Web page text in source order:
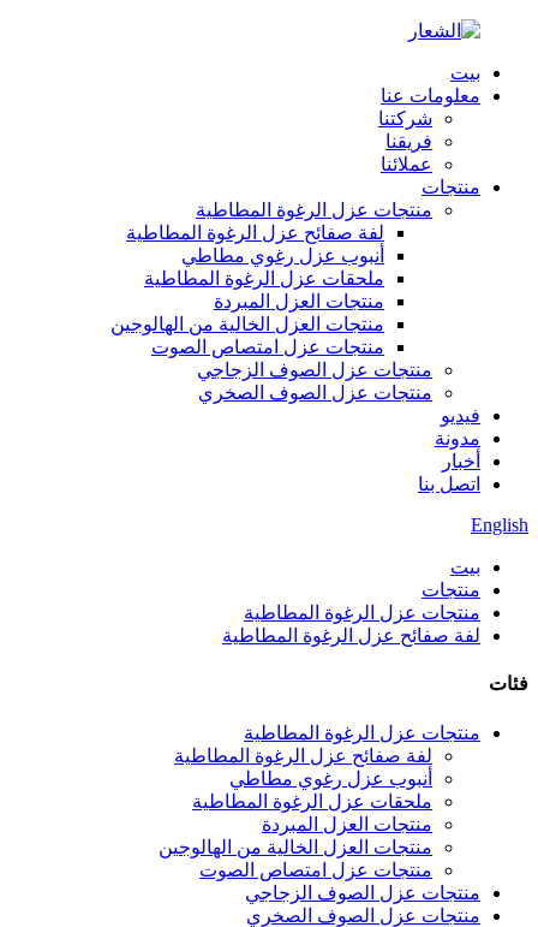
بيت
معلومات عنا
شركتنا
فريقنا
عملائنا
منتجات
منتجات عزل الرغوة المطاطية
لفة صفائح عزل الرغوة المطاطية
أنبوب عزل رغوي مطاطي
ملحقات عزل الرغوة المطاطية
منتجات العزل المبردة
منتجات العزل الخالية من الهالوجين
منتجات عزل امتصاص الصوت
منتجات عزل الصوف الزجاجي
منتجات عزل الصوف الصخري
فيديو
مدونة
أخبار
اتصل بنا
English
بيت
منتجات
منتجات عزل الرغوة المطاطية
لفة صفائح عزل الرغوة المطاطية
فئات
منتجات عزل الرغوة المطاطية
لفة صفائح عزل الرغوة المطاطية
أنبوب عزل رغوي مطاطي
ملحقات عزل الرغوة المطاطية
منتجات العزل المبردة
منتجات العزل الخالية من الهالوجين
منتجات عزل امتصاص الصوت
منتجات عزل الصوف الزجاجي
منتجات عزل الصوف الصخري